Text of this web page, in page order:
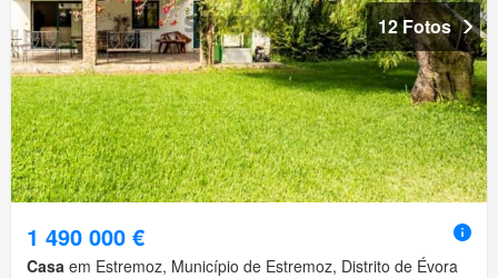
12 Fotos
1 490 000 €
Casa em Estremoz, Município de Estremoz, Distrito de Évora